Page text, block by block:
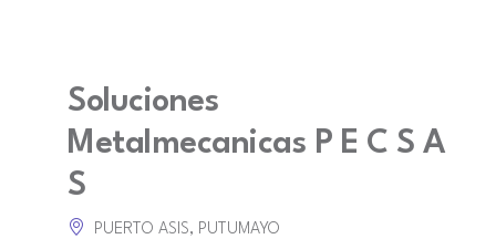
Soluciones
Metalmecanicas P E C S A
S
PUERTO ASIS, PUTUMAYO